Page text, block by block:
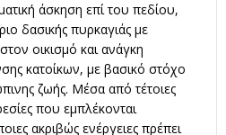
άσκηση επί του πεδίου,
δασικής πυρκαγιάς με
οικισμό και ανάγκη
κατοίκων, με βασικό στόχο
ζωής. Μέσα από τέτοιες
που εμπλέκονται
ακριβώς ενέργειες πρέπει